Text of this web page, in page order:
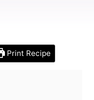
Print Recipe